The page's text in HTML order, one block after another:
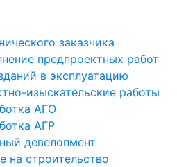
заказчика
предпроектных работ
в эксплуатацию
изыскательские работы
АГО
АГР
девелопмент
на строительство